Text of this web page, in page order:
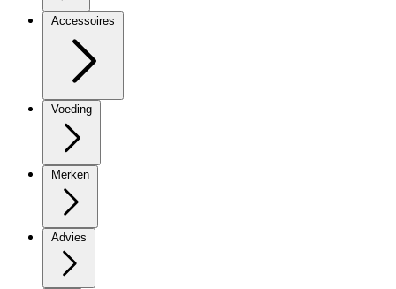
Accessoires
Voeding
Merken
Advies